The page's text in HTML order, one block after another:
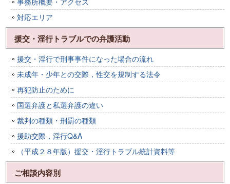
対応エリア
援交・淫行トラブルでの弁護活動
援交・淫行で刑事事件になった場合の流れ
未成年・少年との交際，性交を規制する法令
再犯防止のために
国選弁護と私選弁護の違い
裁判の種類・刑罰の種類
援助交際，淫行Q&A
（平成２８年版）援交・淫行トラブル統計資料等
ご相談内容別